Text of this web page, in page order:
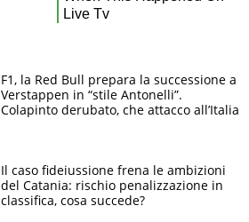
F1, la Red Bull prepara la successione a
Verstappen in “stile Antonelli”.
Colapinto derubato, che attacco all’Italia
Il caso fideiussione frena le ambizioni
del Catania: rischio penalizzazione in
classifica, cosa succede?